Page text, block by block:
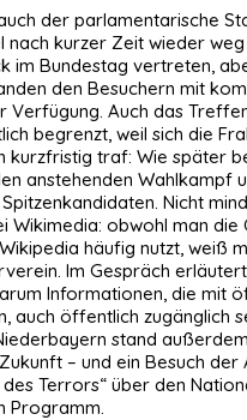
der parlamentarische
nach kurzer Zeit wieder
im Bundestag vertreten,
den Besuchern mit
Verfügung. Auch das
begrenzt, weil sich die
kurzfristig traf: Wie später
anstehenden Wahlkampf
Nicht
Wikimedia: obwohl man die
häufig nutzt, weiß
Im Gespräch
Informationen, die mit
auch öffentlich zugänglich
stand
– und ein Besuch der
des Terrors“ über den
Programm.